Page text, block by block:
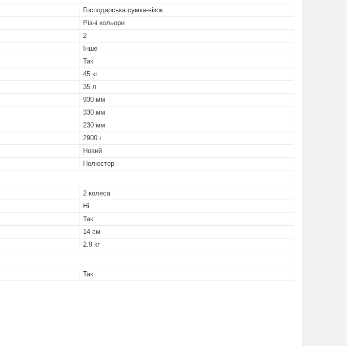
Господарська сумка-візок
Різні кольори
2
Інше
Так
45 кг
35 л
930 мм
330 мм
230 мм
2900 г
Новий
Поліестер
2 колеса
Ні
Так
14 см
2.9 кг
Так